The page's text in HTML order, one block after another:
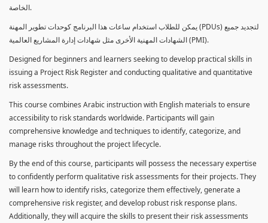
الخاصة.
يمكن للطلاب استخدام ساعات هذا البرنامج كوحدات تطوير المهنة (PDUs) لتجديد جميع
الشهادات المهنية الأخرى مثل شهادات إدارة المشاريع العالمية (PMI).
Designed for beginners and learners seeking to develop practical skills in
issuing a Project Risk Register and conducting qualitative and quantitative
risk assessments.
This course combines Arabic instruction with English materials to ensure
accessibility to risk standards worldwide. Participants will gain
comprehensive knowledge and techniques to identify, categorize, and
manage risks throughout the project lifecycle.
By the end of this course, participants will possess the necessary expertise
to confidently perform qualitative risk assessments for their projects. They
will learn how to identify risks, categorize them effectively, generate a
comprehensive risk register, and develop robust risk response plans.
Additionally, they will acquire the skills to present their risk assessments